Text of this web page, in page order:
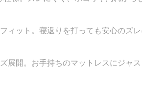
ィット。寝返りを打っても安心のズレ
展開。お手持ちのマットレスにジャス